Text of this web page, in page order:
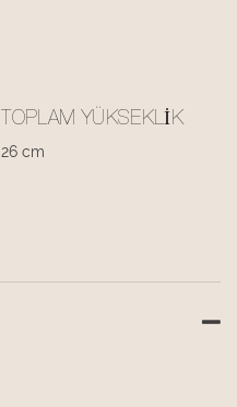
TOPLAM YÜKSEKLIK
26 cm